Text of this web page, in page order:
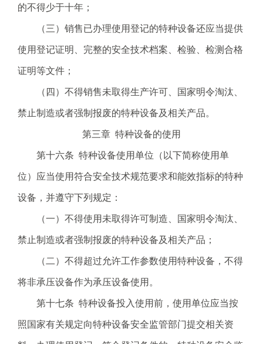
的不得少于十年；
（三）销售已办理使用登记的特种设备还应当提供
使用登记证明、完整的安全技术档案、检验、检测合格
证明等文件；
（四）不得销售未取得生产许可、国家明令淘汰、
禁止制造或者强制报废的特种设备及相关产品。
第三章 特种设备的使用
第十六条 特种设备使用单位（以下简称使用单
位）应当使用符合安全技术规范要求和能效指标的特种
设备，并遵守下列规定：
（一）不得使用未取得许可制造、国家明令淘汰、
禁止制造或者强制报废的特种设备及相关产品；
（二）不得超过允许工作参数使用特种设备，不得
将非承压设备作为承压设备使用。
第十七条 特种设备投入使用前，使用单位应当按
照国家有关规定向特种设备安全监管部门提交相关资